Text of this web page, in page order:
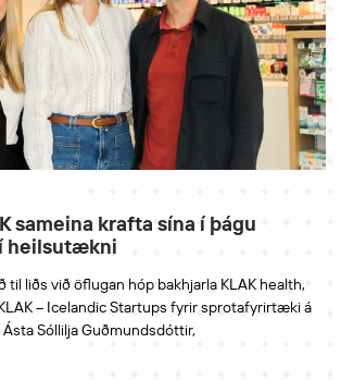
sameina krafta sína í þágu
heilsutækni
til liðs við öflugan hóp bakhjarla KLAK health,
– Icelandic Startups fyrir sprotafyrirtæki á
Sóllilja Guðmundsdóttir,